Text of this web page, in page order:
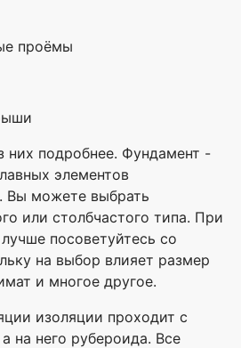
проёмы
них подробнее. Фундамент -
элементов
Вы можете выбрать
или столбчастого типа. При
посоветуйтесь со
на выбор влияет размер
и многое другое.
изоляции проходит с
на него рубероида. Все